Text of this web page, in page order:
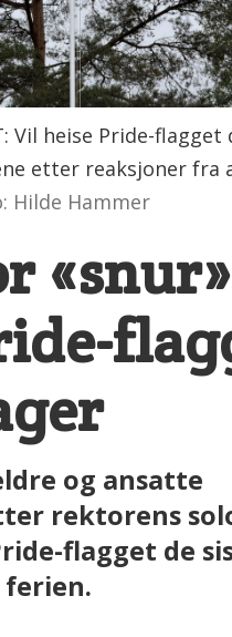
Vil heise Pride-
etter reaksjoner fra
Hilde Hammer
og ansatte
rektorens
flagget de